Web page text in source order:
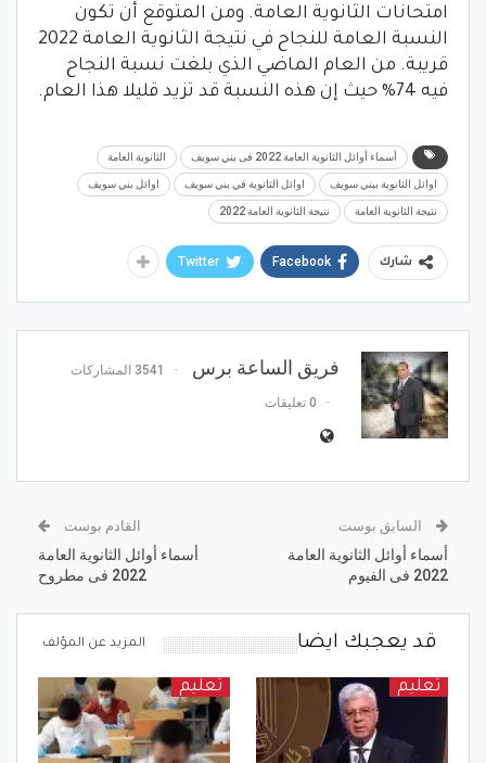
امتحانات الثانوية العامة. ومن المتوقع أن تكون
النسبة العامة للنجاح في نتيجة الثانوية العامة 2022
قريبة. من العام الماضي الذي بلغت نسبة النجاح
فيه 74% حيث إن هذه النسبة قد تزيد قليلا هذا العام.
أسماء أوائل الثانوية العامة 2022 فى بني سويف الثانوية العامة
اوائل الثانوية ببني سويف اوائل الثانوية في بني سويف اوائل بني سويف
نتيجة الثانوية العامة نتيجة الثانوية العامة 2022
شارك Facebook
Twitter
فريق الساعة برس 3541 المشاركات
0 تعليقات
السابق بوست
أسماء أوائل الثانوية العامة
2022 فى الفيوم
القادم بوست
أسماء أوائل الثانوية العامة
2022 فى مطروح
قد يعجبك ايضا المزيد عن المؤلف
تعليم تعليم